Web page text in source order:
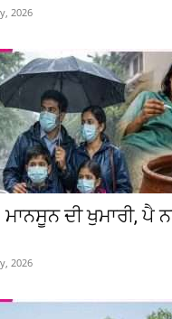
2026
ਦੀ ਖੁਮਾਰੀ, ਪੈ
2026